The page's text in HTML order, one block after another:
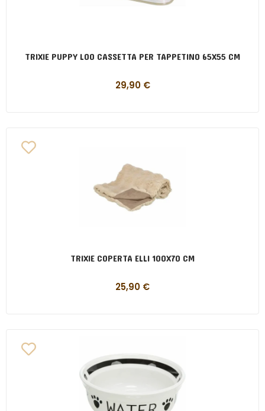
TRIXIE PUPPY LOO CASSETTA PER TAPPETINO 65X55 CM
29,90 €
TRIXIE COPERTA ELLI 100X70 CM
25,90 €